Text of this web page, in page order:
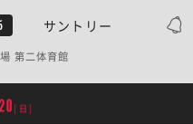
サントリー
第二体育館
[日]